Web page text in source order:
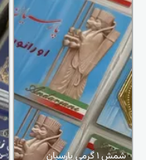
شمش 1 گرمی پارسیان